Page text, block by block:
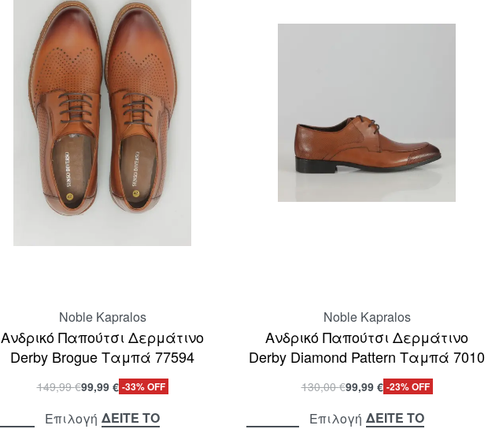
Noble Kapralos
Ανδρικό Παπούτσι Δερμάτινο
Derby Brogue Ταμπά 77594
149,99€99,99 € -33% OFF
Επιλογή ΔΕΙΤΕ ΤΟ
Noble Kapralos
Ανδρικό Παπούτσι Δερμάτινο
Derby Diamond Pattern Ταμπά 7010
130,00€99,99 € -23% OFF
Επιλογή ΔΕΙΤΕ ΤΟ